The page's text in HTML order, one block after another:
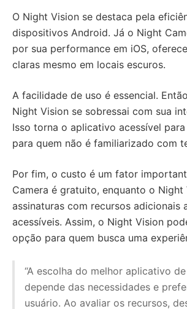
O Night Vision se destaca pela
dispositivos Android. Já o Night
por sua performance em iOS,
claras mesmo em locais escuros.
A facilidade de uso é essencial.
Night Vision se sobressai com sua
Isso torna o aplicativo acessível
para quem não é familiarizado com
Por fim, o custo é um fator
Camera é gratuito, enquanto o
assinaturas com recursos adicionais
acessíveis. Assim, o Night Vision
opção para quem busca uma
“A escolha do melhor aplicativo
depende das necessidades e
usuário. Ao avaliar os recursos,